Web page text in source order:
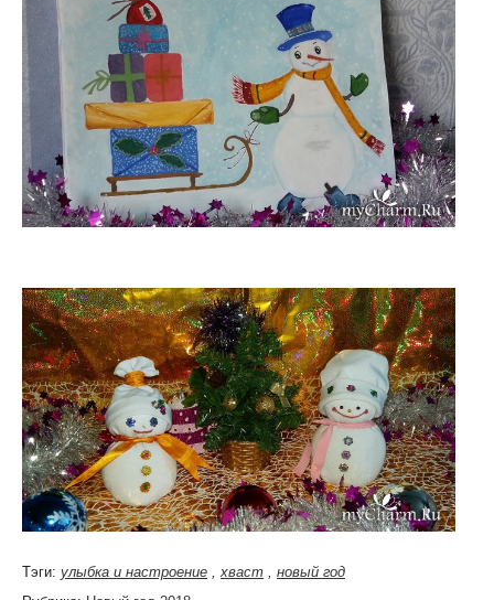
Тэги: улыбка и настроение хваст
новый год